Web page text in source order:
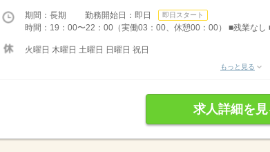
期間：長期 勤務開始日：即日 即日スタート
時間：19：00〜22：00（実働03：00、休憩00：00） ■残業なし
火曜日 木曜日 土曜日 日曜日 祝日
もっと見る
求人詳細を見